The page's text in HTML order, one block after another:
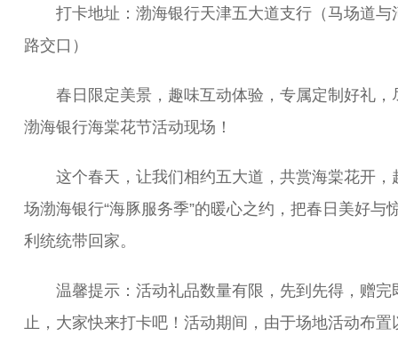
打卡地址：渤海银行天津五大道支行（马场道与
路交口）
春日限定美景，趣味互动体验，专属定制好礼，
渤海银行海棠花节活动现场！
这个春天，让我们相约五大道，共赏海棠花开，
场渤海银行“海豚服务季”的暖心之约，把春日美好与
利统统带回家。
温馨提示：活动礼品数量有限，先到先得，赠完
止，大家快来打卡吧！活动期间，由于场地活动布置